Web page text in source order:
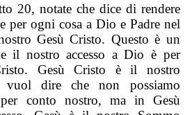
20, notate che dice di rendere
per ogni cosa a Dio e Padre nel
Gesù Cristo. Questo è un
il nostro accesso a Dio è per
Gesù Cristo è il nostro
vuol dire che non possiamo
conto nostro, ma in Gesù